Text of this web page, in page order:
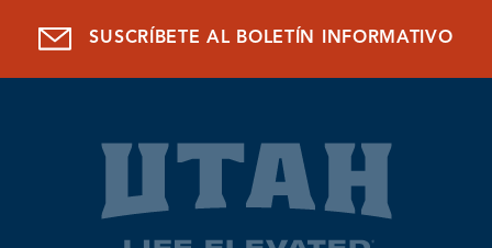
SUSCRÍBETE AL BOLETÍN INFORMATIVO